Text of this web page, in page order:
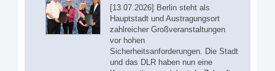
[13.07.2026] Berlin steht als
Hauptstadt und Austragungsort
zahlreicher Großveranstaltungen
vor hohen
Sicherheitsanforderungen. Die Stadt
und das DLR haben nun eine